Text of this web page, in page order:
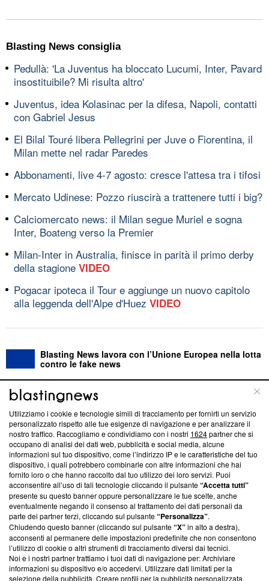
Blasting News consiglia
Pedullà: 'La Juventus ha bloccato Lucumi, Inter, Pavard
insostituibile? Mi risulta altro'
Juventus, idea Kolasinac per la difesa, Napoli, contatti
con Gabriel Jesus
El Bilal Touré libera Pellegrini per Juve o Fiorentina, il
Milan mette nel radar Paredes
Abbonamenti, live 4-7 agosto: cresce l'attesa tra i tifosi
Mercato Udinese: Pozzo riuscirà a trattenere tutti i big?
Calciomercato news: il Milan segue Muriel e sogna
Inter, Boateng verso la Premier
Milan-Inter in Australia, finisce in parità il primo derby
della stagione VIDEO
Pogacar ipoteca il Tour e aggiunge un nuovo capitolo
alla leggenda dell'Alpe d'Huez VIDEO
Blasting News lavora con l’Unione Europea nella lotta
contro le fake news
ABOUT LINEA EDITORIALE
Questa sezione offre informazioni trasparenti su Blasting
News, sui nostri processi editoriali e su come ci impegniamo a
creare news di qualità. Inoltre, afferma la nostra aderenza a
‘Trust Project - News with Integrity’Blasting News non è
ancora membro del programma, ma ha richiesto di farne
parte; Trust Project non ha ancora effettuato una verifica di
conformità agli standard.
Su di noi
Team editoriale
Corporate
Utilizziamo i cookie e tecnologie simili di tracciamento per fornirti un servizio
personalizzato rispetto alle tue esigenze di navigazione e per analizzare il
nostro traffico. Raccogliamo e condividiamo con i nostri 1624partner che si
occupano di analisi dei dati web, pubblicità e social media, alcune
informazioni sul tuo dispositivo, come l’indirizzo IP e le caratteristiche del tuo
dispositivo, i quali potrebbero combinarle con altre informazioni che hai
fornito loro o che hanno raccolto dal tuo utilizzo dei loro servizi. Puoi
acconsentire all’uso di tali tecnologie cliccando il pulsante“Accetta tutti”
presente su questo banner oppure personalizzare le tue scelte, anche
eventualmente negando il consenso al trattamento dei dati personali da
parte dei partner terzi, cliccando sul pulsante“Personalizza”.
Chiudendo questo banner (cliccando sul pulsante“X”in alto a destra),
acconsenti al permanere delle impostazioni predefinite che non consentono
l’utilizzo di cookie o altri strumenti di tracciamento diversi dai tecnici.
Noi e i nostri partner trattiamo i tuoi dati di navigazione per: Archiviare
informazioni su dispositivo e/o accedervi. Utilizzare dati limitati per la
selezione della pubblicità. Creare profili per la pubblicità personalizzata.